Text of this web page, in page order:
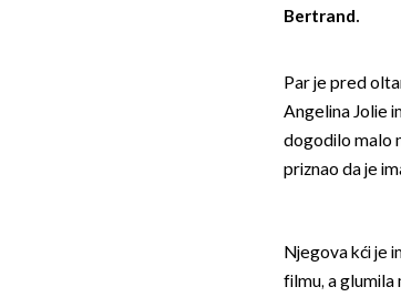
Bertrand.
Par je pred
Angelina Jolie
dogodilo malo
priznao da je
Njegova kći je
filmu, a glumila